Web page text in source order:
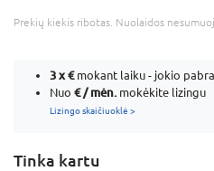
Prekių kiekis ribotas. Nuolaidos
3 x€mokant laiku - jokio
Nuo € / mėn. mokėkite lizingu
Lizingo skaičiuoklė >
Tinka kartu